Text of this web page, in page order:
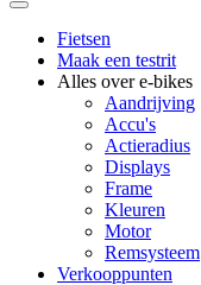
Hoofdnavigatie
Fietsen
Maak een testrit
Alles over e-bikes
Aandrijving
Accu's
Actieradius
Displays
Frame
Kleuren
Motor
Remsysteem
Verkooppunten